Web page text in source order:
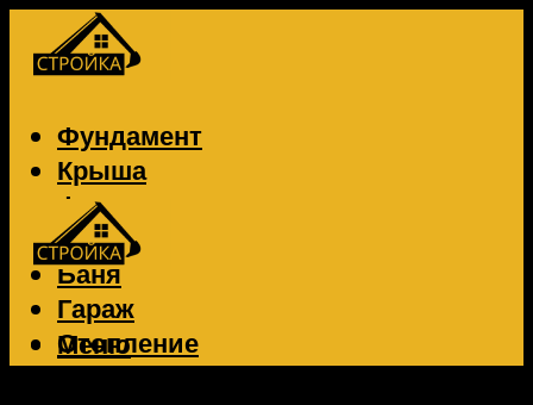
Фундамент
Крыша
Фасад
Забор
Баня
Гараж
Отопление
Вентиляция
Меню